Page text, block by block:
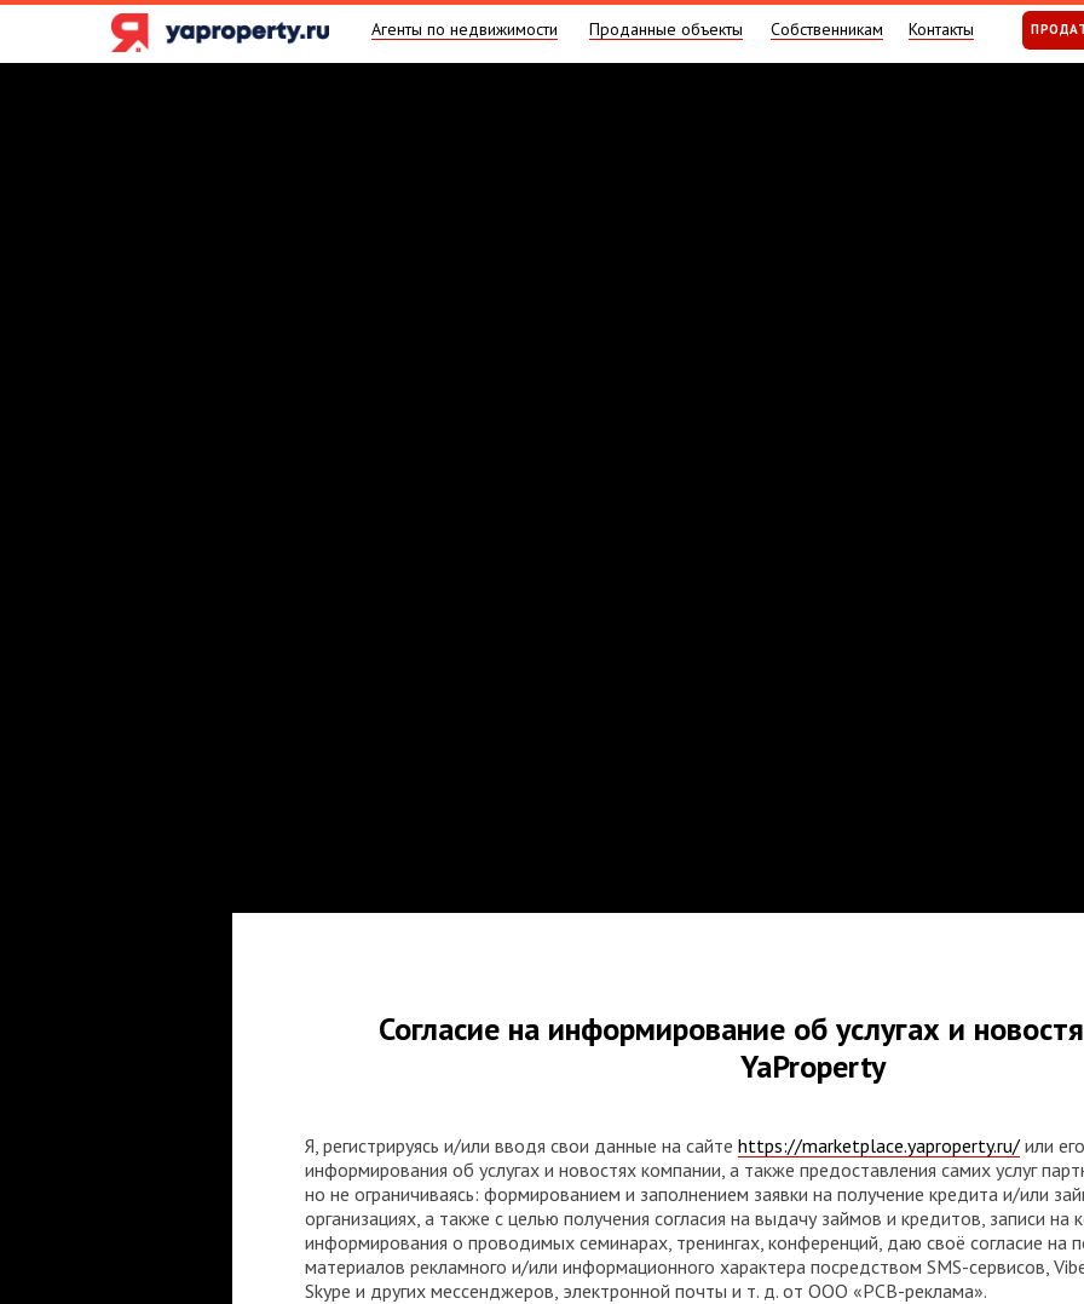
Проданные объекты
Агенты по недвижимости Собственникам Контакты
Согласие на информирование об услугах и
YaProperty
Я, регистрируясь и/или вводя свои данные на сайте https://marketplace.yaproperty.ru/ или
информирования об услугах и новостях компании, а также предоставления самих услуг
но не ограничиваясь: формированием и заполнением заявки на получение кредита и/или
организациях, а также с целью получения согласия на выдачу займов и кредитов, записи на
информирования о проводимых семинарах, тренингах, конференций, даю своё согласие на
материалов рекламного и/или информационного характера посредством SMS-сервисов,
Skype и других месcенджеров, электронной почты и т. д. от ООО «РСВ-реклама».